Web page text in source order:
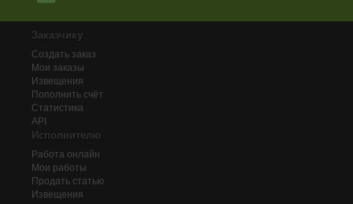
Заказчику
Создать заказ
Мои заказы
Извещения
Пополнить счёт
Статистика
API
Исполнителю
Работа онлайн
Мои работы
Продать статью
Извещения